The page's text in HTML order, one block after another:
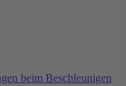
beim Beschleunigen